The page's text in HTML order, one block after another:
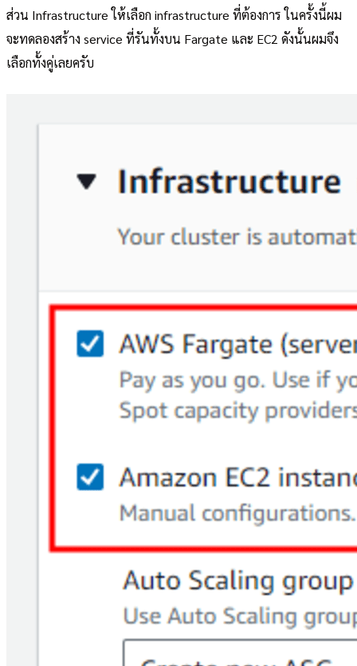
ส่วน Infrastructure ให้เลือก infrastructure ที่ต้องการ ในครั้งนี้ผม
จะทดลองสร้าง service ที่รันทั้งบน Fargate และ EC2 ดังนั้นผมจึง
เลือกทั้งคู่เลยครับ